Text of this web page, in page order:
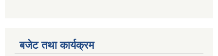
बजेट तथा कार्यक्रम